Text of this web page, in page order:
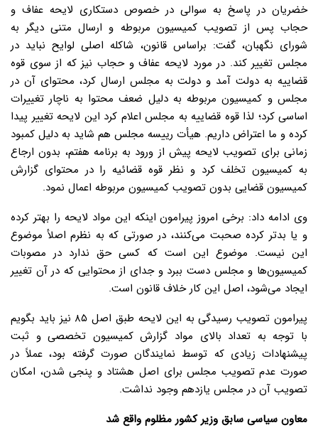
خضریان در پاسخ به سوالی در خصوص دستکاری لایحه عفاف و
حجاب پس از تصویب کمیسیون مربوطه و ارسال متنی دیگر به
شورای نگهبان، گفت: براساس قانون، شاکله اصلی لوایح نباید در
مجلس تغییر کند. در مورد لایحه عفاف و حجاب نیز که از سوی قوه
قضاییه به دولت آمد و دولت به مجلس ارسال کرد، محتوای آن در
مجلس و کمیسیون مربوطه به دلیل ضعف محتوا به ناچار تغییرات
اساسی کرد؛ لذا قوه قضاییه به مجلس اعلام کرد این لایحه تغییر پیدا
کرده و ما اعتراض داریم. هیأت رییسه مجلس هم شاید به دلیل کمبود
زمانی برای تصویب لایحه پیش از ورود به برنامه هفتم، بدون ارجاع
به کمیسیون تخلف کرد و نظر قوه قضائیه را در محتوای گزارش
کمیسیون قضایی بدون تصویب کمیسیون مربوطه اعمال نمود.
وی ادامه داد: برخی امروز پیرامون اینکه این مواد لایحه را بهتر کرده
و یا بدتر کرده صحبت می‌کنند، در صورتی که به نظرم اصلأ موضوع
این نیست. موضوع این است که کسی حق ندارد در مصوبات
کمیسیون‌ها و مجلس دست ببرد و جدای از محتوایی که در آن تغییر
ایجاد می‌شود، اصل این کار خلاف قانون است.
پیرامون تصویب رسیدگی به این لایحه طبق اصل ۸۵ نیز باید بگویم
با توجه به تعداد بالای مواد گزارش کمیسیون تخصصی و ثبت
پیشنهادات زیادی که توسط نمایندگان صورت گرفته بود، عملاً در
صورت عدم تصویب مجلس برای اصل هشتاد و پنجی شدن، امکان
تصویب آن در مجلس یازدهم وجود نداشت.
معاون سیاسی سابق وزیر کشور مظلوم واقع شد